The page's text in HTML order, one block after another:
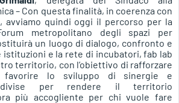
– Con questa finalità, in coerenza con
avviamo quindi oggi il percorso per la
metropolitano degli spazi per
un luogo di dialogo, confronto e
istituzioni e la rete di incubatori, fab lab
territorio, con l’obiettivo di rafforzare
favorire lo sviluppo di sinergie e
per rendere il territorio
più accogliente per chi vuole fare